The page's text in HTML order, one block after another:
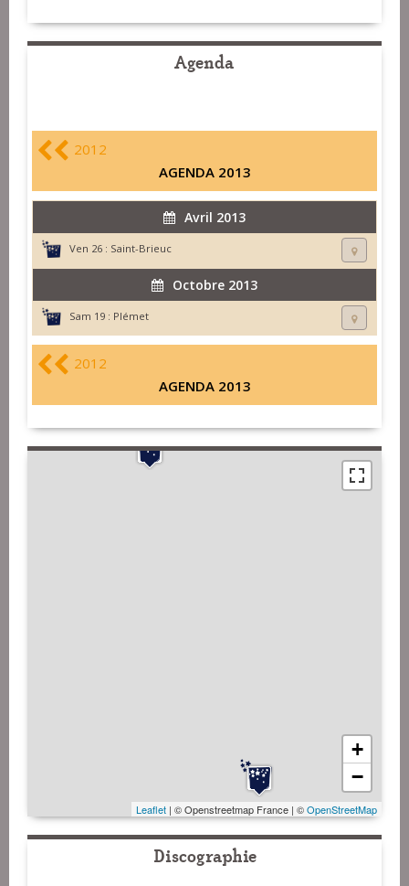
Agenda
2012
AGENDA 2013
Avril 2013
Ven 26 : Saint-Brieuc
Octobre 2013
Sam 19 : Plémet
2012
AGENDA 2013
+
−
Leaflet | © Openstreetmap France | ©OpenStreetMap
Discographie